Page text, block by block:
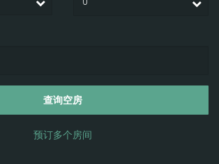
查询空房
预订多个房间